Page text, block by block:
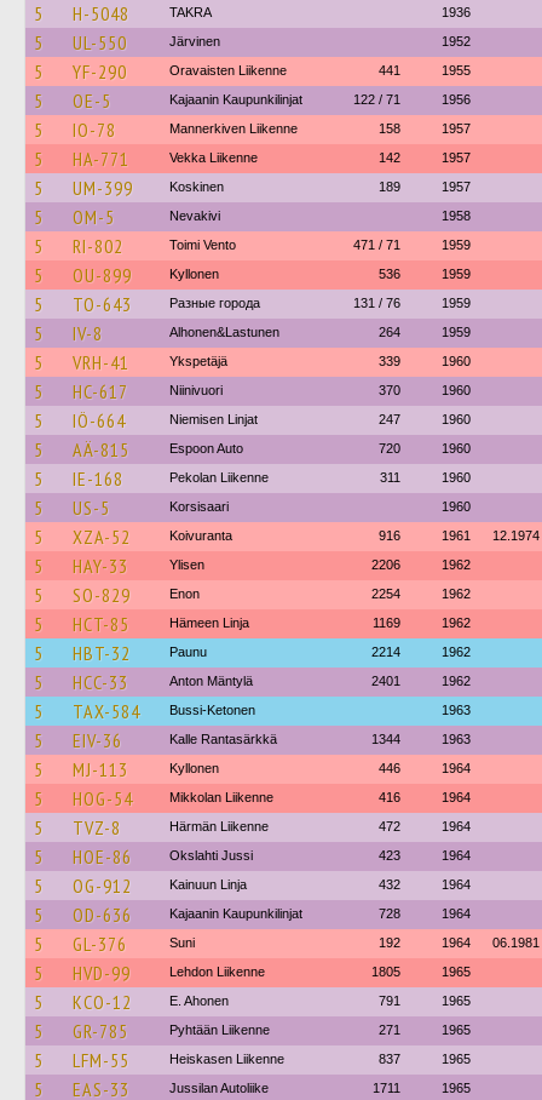
5 H-5048 TAKRA 1936
5 UL-550 Järvinen 1952
5 YF-290 Oravaisten Liikenne 441 1955
5 OE-5 Kajaanin Kaupunkilinjat 122 / 71 1956
5 IO-78 Mannerkiven Liikenne 158 1957
5 HA-771 Vekka Liikenne 142 1957
5 UM-399 Koskinen 189 1957
5 OM-5 Nevakivi 1958
5 RI-802 Toimi Vento 471 / 71 1959
5 OU-899 Kyllonen 536 1959
5 TO-643 Разные города 131 / 76 1959
5 IV-8 Alhonen&Lastunen 264 1959
5 VRH-41 Ykspetäjä 339 1960
5 HC-617 Niinivuori 370 1960
5 IÖ-664 Niemisen Linjat 247 1960
5 AÄ-815 Espoon Auto 720 1960
5 IE-168 Pekolan Liikenne 311 1960
5 US-5 Korsisaari 1960
5 XZA-52 Koivuranta 916 1961 12.1974
5 HAY-33 Ylisen 2206 1962
5 SO-829 Enon 2254 1962
5 HCT-85 Hämeen Linja 1169 1962
5 HBT-32 Paunu 2214 1962
5 HCC-33 Anton Mäntylä 2401 1962
5 TAX-584 Bussi-Ketonen 1963
5 EIV-36 Kalle Rantasärkkä 1344 1963
5 MJ-113 Kyllonen 446 1964
5 HOG-54 Mikkolan Liikenne 416 1964
5 TVZ-8 Härmän Liikenne 472 1964
5 HOE-86 Okslahti Jussi 423 1964
5 OG-912 Kainuun Linja 432 1964
5 OD-636 Kajaanin Kaupunkilinjat 728 1964
5 GL-376 Suni 192 1964 06.1981
5 HVD-99 Lehdon Liikenne 1805 1965
5 KCO-12 E. Ahonen 791 1965
5 GR-785 Pyhtään Liikenne 271 1965
5 LFM-55 Heiskasen Liikenne 837 1965
5 EAS-33 Jussilan Autoliike 1711 1965